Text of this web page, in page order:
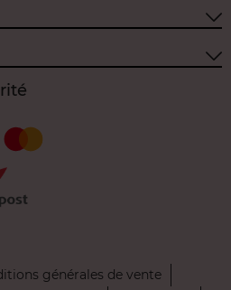
générales de vente